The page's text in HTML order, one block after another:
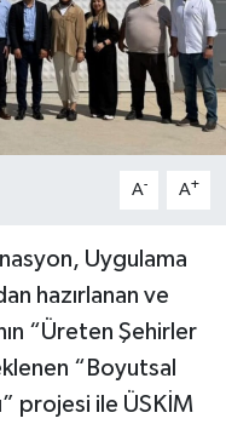
A- A+
Uygulama
hazırlanan ve
“Üreten Şehirler
“Boyutsal
projesi ile ÜSKİM